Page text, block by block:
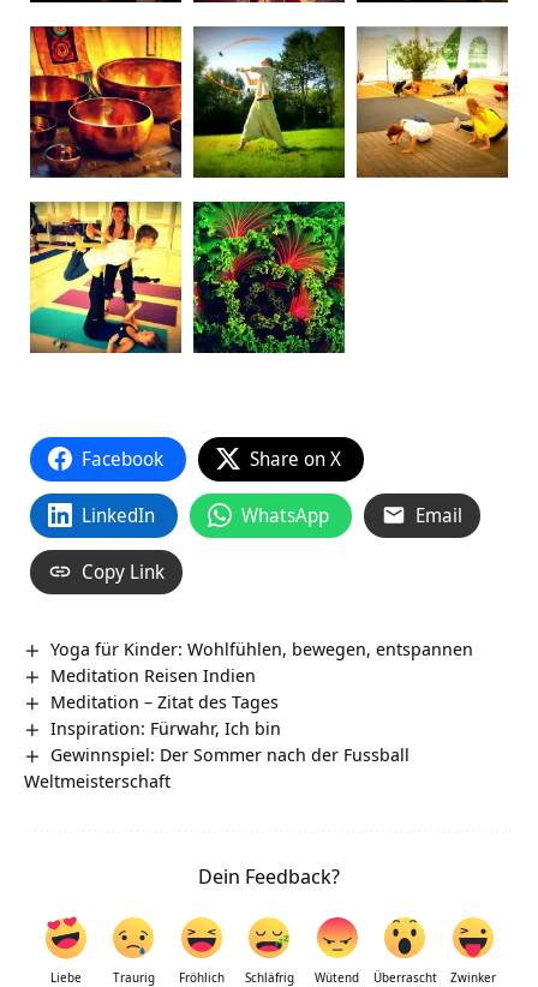
Facebook Share on X
LinkedIn WhatsApp Email
Copy Link
Yoga für Kinder: Wohlfühlen, bewegen, entspannen
Meditation Reisen Indien
Meditation – Zitat des Tages
Inspiration: Fürwahr, Ich bin
Gewinnspiel: Der Sommer nach der Fussball
Weltmeisterschaft
Dein Feedback?
Liebe Traurig Fröhlich Schläfrig Wütend Überrascht Zwinker